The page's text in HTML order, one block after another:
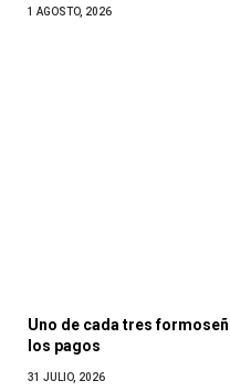
1 AGOSTO, 2026
Uno de cada tres
los pagos
31 JULIO, 2026